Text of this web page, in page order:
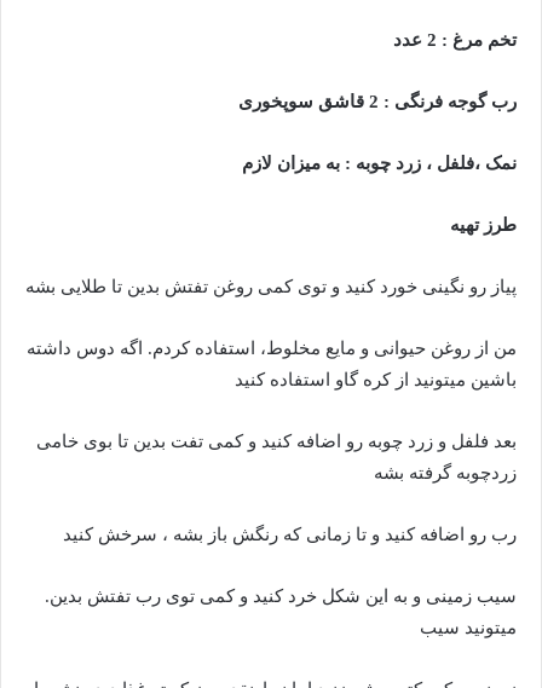
تخم مرغ : 2 عدد
رب گوجه فرنگی : 2 قاشق سوپخوری
نمک ،فلفل ، زرد چوبه : به میزان لازم
طرز تهیه
پیاز رو نگینی خورد کنید و توی کمی روغن تفتش بدین تا طلایی بشه
من از روغن حیوانی و مایع مخلوط، استفاده کردم. اگه دوس داشته
باشین میتونید از کره گاو استفاده کنید
بعد فلفل و زرد چوبه رو اضافه کنید و کمی تفت بدین تا بوی خامی
زردچوبه گرفته بشه
رب رو اضافه کنید و تا زمانی که رنگش باز بشه ، سرخش کنید
سیب زمینی و به این شکل خرد کنید و کمی توی رب تفتش بدین.
میتونید سیب